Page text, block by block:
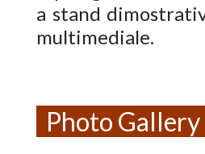
a stand
multimediale.
Photo Gallery